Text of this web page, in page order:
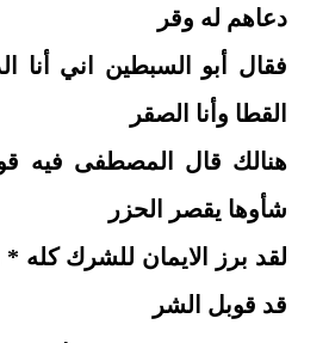
دعاهم له وقر
فقال أبو السبطين اني أنا
القطا وأنا الصقر
هنالك قال المصطفى فيه
شأوها يقصر الحزر
لقد برز الايمان للشرك كله *
قد قوبل الشر